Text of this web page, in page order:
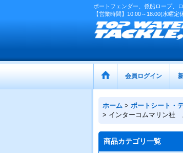
ボートフェンダー、係船ロープ、
【営業時間】10:00～18:00(水曜定
会員ログイン
ホーム > ボートシート・
> インターコムマリン社
商品カテゴリ一覧